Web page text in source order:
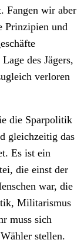
Fangen wir aber
Prinzipien und
des Jägers,
verloren
die Sparpolitik
gleichzeitig das
Es ist ein
die einst der
war, die
Militarismus
muss sich
stellen.